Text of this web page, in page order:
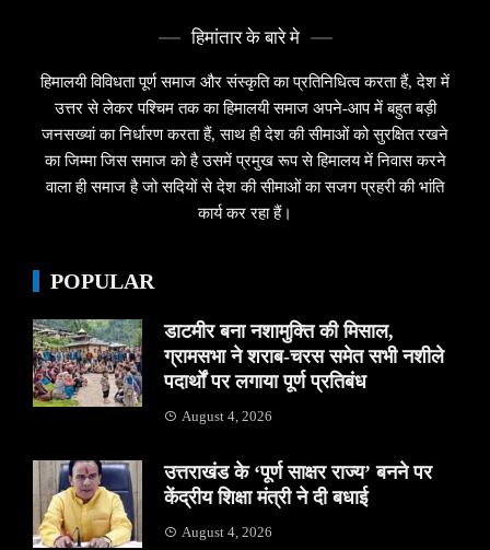
हिमांतार के बारे मे
हिमालयी विविधता पूर्ण समाज और संस्कृति का प्रतिनिधित्व करता हैं, देश में
उत्तर से लेकर पश्चिम तक का हिमालयी समाज अपने-आप में बहुत बड़ी
जनसख्यां का निर्धारण करता हैं, साथ ही देश की सीमाओं को सुरक्षित रखने
का जिम्मा जिस समाज को है उसमें प्रमुख रूप से हिमालय में निवास करने
वाला ही समाज है जो सदियों से देश की सीमाओं का सजग प्रहरी की भांति
कार्य कर रहा हैं।
POPULAR
डाटमीर बना नशामुक्ति की मिसाल,
ग्रामसभा ने शराब-चरस समेत सभी नशीले
पदार्थों पर लगाया पूर्ण प्रतिबंध
August 4, 2026
उत्तराखंड के ‘पूर्ण साक्षर राज्य’ बनने पर
केंद्रीय शिक्षा मंत्री ने दी बधाई
August 4, 2026